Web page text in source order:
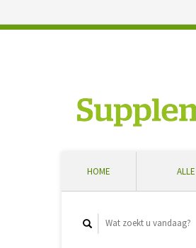
HOME
Professioneel advies en